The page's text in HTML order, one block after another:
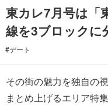
東カレ7月号は「
線を3ブロックに
#デート
その街の魅力を独自の
まとめ上げるエリア特